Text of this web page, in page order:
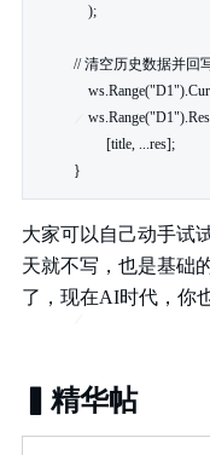
// 清空历史数据并回
}
大家可以自己动手试
天就不写，也是基础
了，现在AI时代，你
▍精华帖